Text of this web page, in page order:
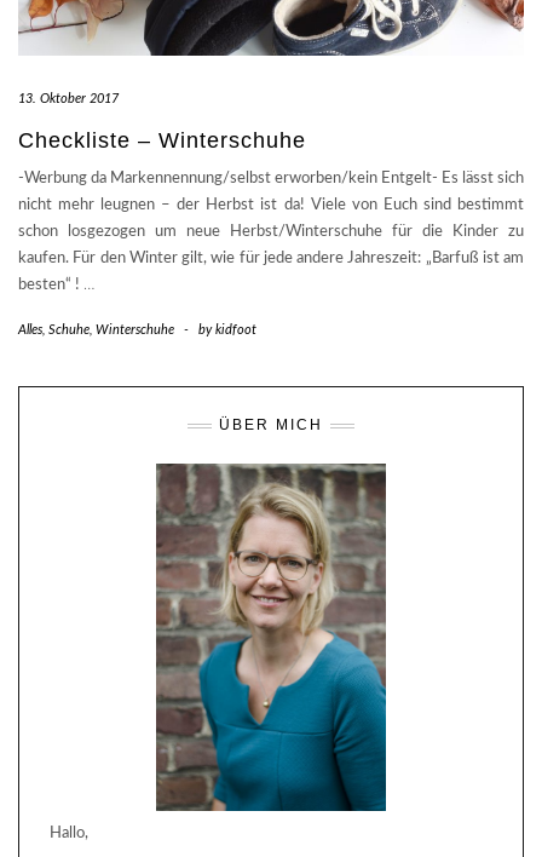
13. Oktober 2017
Checkliste – Winterschuhe
-Werbung da Markennennung/selbst erworben/kein Entgelt- Es lässt sich
nicht mehr leugnen – der Herbst ist da! Viele von Euch sind bestimmt
schon losgezogen um neue Herbst/Winterschuhe für die Kinder zu
kaufen. Für den Winter gilt, wie für jede andere Jahreszeit: „Barfuß ist am
besten“ ! …
Alles, Schuhe, Winterschuhe - bykidfoot
ÜBER MICH
Hallo,